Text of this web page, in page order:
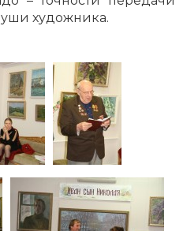
художника.